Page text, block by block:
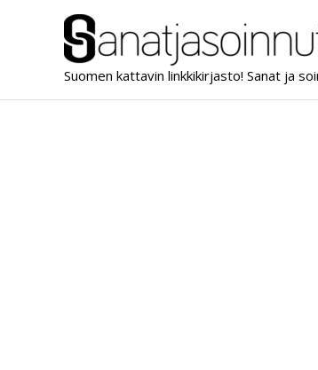
Suomen kattavin linkkikirjasto! Sanat ja